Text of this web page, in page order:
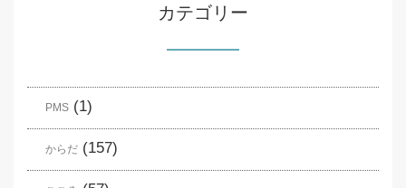
カテゴリー
PMS (1)
からだ (157)